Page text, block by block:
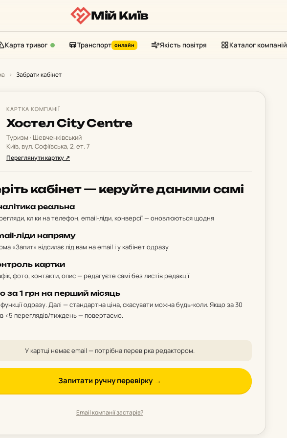
Мій Київ
Карта тривог Транспорт онлайн Якість повітря Каталог компаній
› Забрати кабінет
КАРТКА КОМПАНІЇ
Хостел City Centre
Туризм · Шевченківський
Київ, вул. Софіївська, 2, ет. 7
Переглянути картку ↗
кабінет — керуйте даними самі
реальна
кліки на телефон, email-ліди, конверсії — оновлюються щодня
ліди напряму
«Запит» відсилає лід вам на email і у кабінет одразу
картки
фото, контакти, опис — редагуєте самі без листів редакції
за 1 грн на перший місяць
функції одразу. Далі — стандартна ціна, скасувати можна будь-коли. Якщо за 30
<5 переглядів/тиждень — повертаємо.
У картці немає email — потрібна перевірка редактором.
Запитати ручну перевірку →
Email компанії застарів?